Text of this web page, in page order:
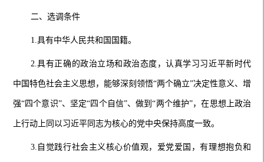
二、选调条件
1.具有中华人民共和国国籍。
2.具有正确的政治立场和政治态度，认真学习习近平新时代
中国特色社会主义思想，能够深刻领悟“两个确立”决定性意义、增
强“四个意识”、坚定“四个自信”、做到“两个维护”，在思想上政治
上行动上同以习近平同志为核心的党中央保持高度一致。
3.自觉践行社会主义核心价值观，爱党爱国，有理想抱负和